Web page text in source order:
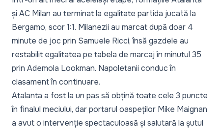
și AC Milan au terminat la egalitate partida jucată la
Bergamo, scor 1:1. Milanezii au marcat după doar 4
minute de joc prin Samuele Ricci, însă gazdele au
restabilit egalitatea pe tabela de marcaj în minutul 35
prin Ademola Lookman. Napoletanii conduc în
clasament în continuare.
Atalanta a fost la un pas să obțină toate cele 3 puncte
în finalul meciului, dar portarul oaspeților Mike Maignan
a avut o intervenție spectaculoasă și salutară la șutul